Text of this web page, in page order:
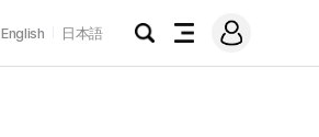
English 日本語
검
전
메
그